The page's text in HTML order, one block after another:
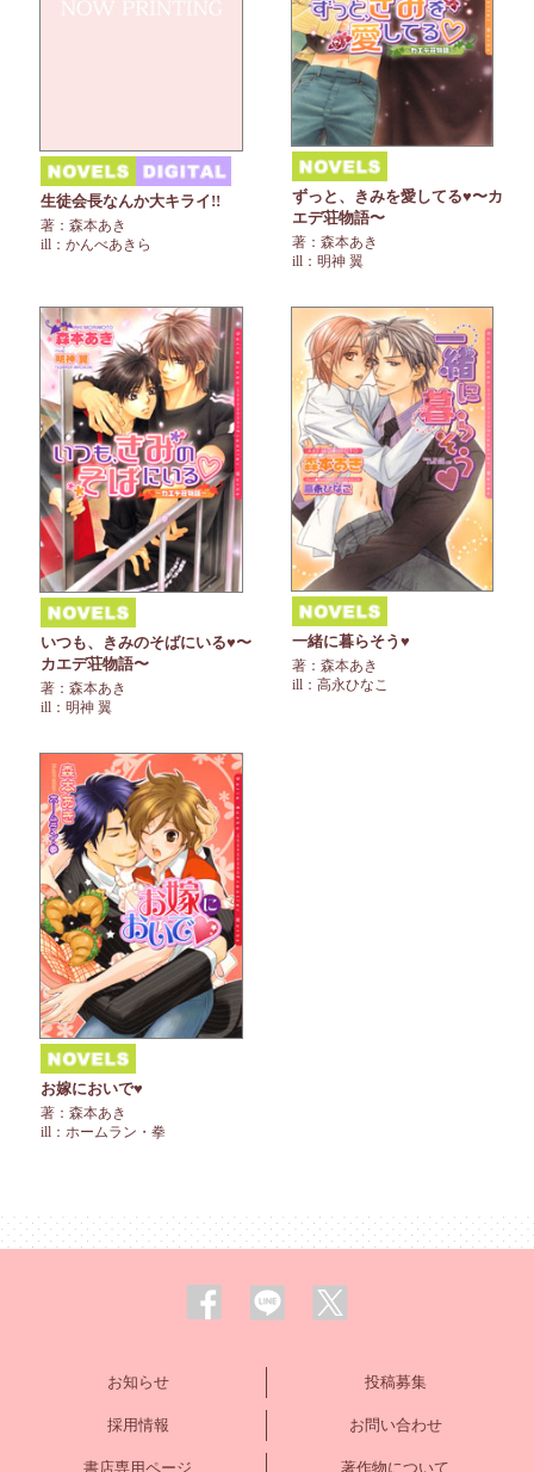
生徒会長なんか大キライ!!
著：森本あき
ill：かんべあきら
ずっと、きみを愛してる♥〜カ
エデ荘物語〜
著：森本あき
ill：明神 翼
いつも、きみのそばにいる♥〜
カエデ荘物語〜
著：森本あき
ill：明神 翼
一緒に暮らそう♥
著：森本あき
ill：高永ひなこ
お嫁においで♥
著：森本あき
ill：ホームラン・拳
お知らせ 投稿募集
採用情報 お問い合わせ
書店専用ページ 著作物について